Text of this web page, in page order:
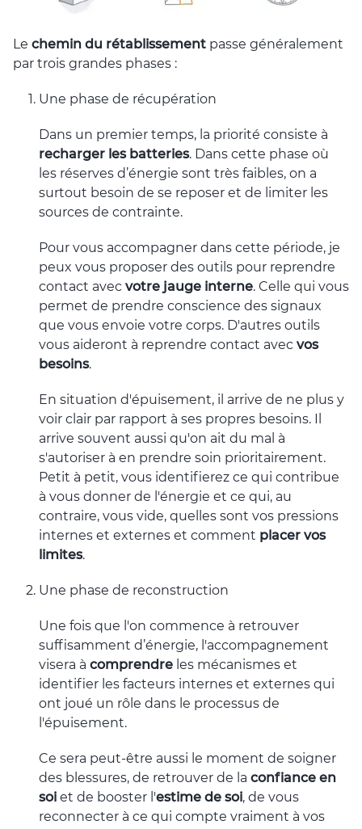
Le chemin du rétablissement passe généralement
par trois grandes phases :
Une phase de récupération
Dans un premier temps, la priorité consiste à
recharger les batteries. Dans cette phase où
les réserves d’énergie sont très faibles, on a
surtout besoin de se reposer et de limiter les
sources de contrainte.
Pour vous accompagner dans cette période, je
peux vous proposer des outils pour reprendre
contact avec votre jauge interne. Celle qui vous
permet de prendre conscience des signaux
que vous envoie votre corps. D'autres outils
vous aideront à reprendre contact avec vos
besoins.
En situation d'épuisement, il arrive de ne plus y
voir clair par rapport à ses propres besoins. Il
arrive souvent aussi qu'on ait du mal à
s'autoriser à en prendre soin prioritairement.
Petit à petit, vous identifierez ce qui contribue
à vous donner de l'énergie et ce qui, au
contraire, vous vide, quelles sont vos pressions
internes et externes et comment placer vos
limites.
Une phase de reconstruction
Une fois que l'on commence à retrouver
suffisamment d’énergie, l'accompagnement
visera à comprendre les mécanismes et
identifier les facteurs internes et externes qui
ont joué un rôle dans le processus de
l'épuisement.
Ce sera peut-être aussi le moment de soigner
des blessures, de retrouver de la confiance en
soi et de booster l'estime de soi, de vous
reconnecter à ce qui compte vraiment à vos